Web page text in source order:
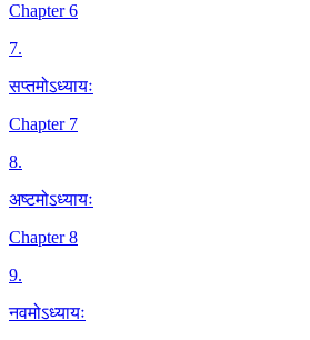
Chapter 6
7.
सप्तमोऽध्यायः
Chapter 7
8.
अष्टमोऽध्यायः
Chapter 8
9.
नवमोऽध्यायः